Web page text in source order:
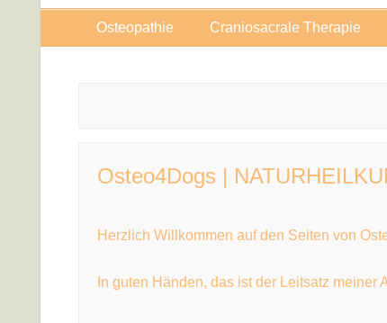
Osteopathie Craniosacrale Therapie
Osteo4Dogs |
Herzlich Willkommen auf den Seiten von
In guten Händen, das ist der Leitsatz meiner